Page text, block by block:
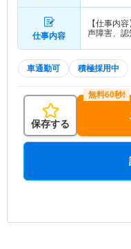
仕事内容
【仕事内
声障害、
車通勤可 積極採用中
保存する